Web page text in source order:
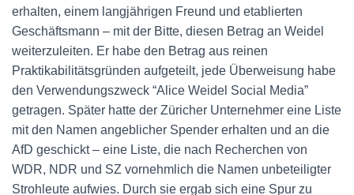
erhalten, einem langjährigen Freund und etablierten
Geschäftsmann – mit der Bitte, diesen Betrag an Weidel
weiterzuleiten. Er habe den Betrag aus reinen
Praktikabilitätsgründen aufgeteilt, jede Überweisung habe
den Verwendungszweck “Alice Weidel Social Media”
getragen. Später hatte der Züricher Unternehmer eine Liste
mit den Namen angeblicher Spender erhalten und an die
AfD geschickt – eine Liste, die nach Recherchen von
WDR, NDR und SZ vornehmlich die Namen unbeteiligter
Strohleute aufwies. Durch sie ergab sich eine Spur zu